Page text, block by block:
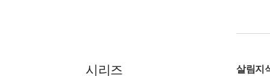
시리즈 살림지